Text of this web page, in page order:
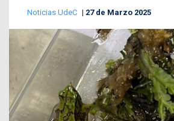
Noticias UdeC 27 de Marzo 2025